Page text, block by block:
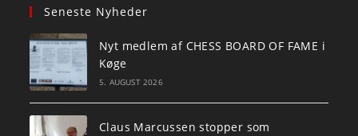
Seneste Nyheder
Nyt medlem af CHESS BOARD OF FAME i
Køge
5. AUGUST 2026
Claus Marcussen stopper som